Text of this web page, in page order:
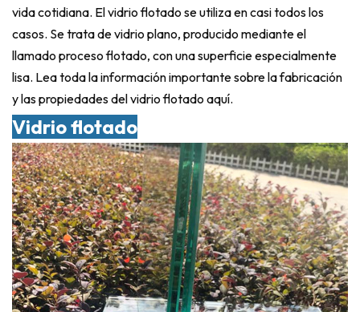
vida cotidiana. El vidrio flotado se utiliza en casi todos los
casos. Se trata de vidrio plano, producido mediante el
llamado proceso flotado, con una superficie especialmente
lisa. Lea toda la información importante sobre la fabricación
y las propiedades del vidrio flotado aquí.
Vidrio flotado